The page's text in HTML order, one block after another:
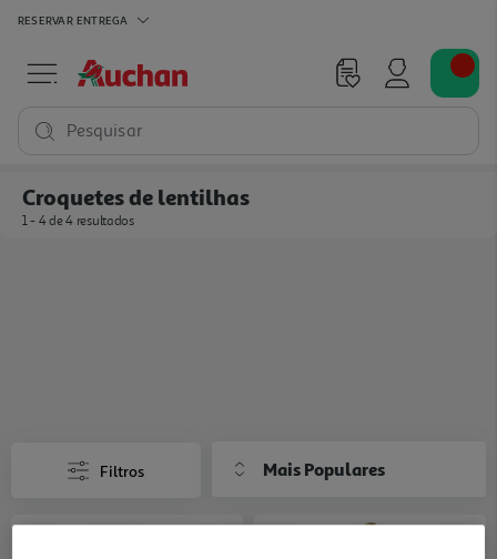
RESERVAR ENTREGA
Pesquisar
Croquetes de lentilhas
1 - 4 de 4 resultados
Filtros Mais Populares